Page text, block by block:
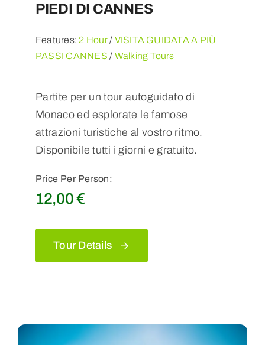
PIEDI DI CANNES
Features: 2 Hour/ VISITA GUIDATA A PIÙ
PASSI CANNES / Walking Tours
Partite per un tour autoguidato di
Monaco ed esplorate le famose
attrazioni turistiche al vostro ritmo.
Disponibile tutti i giorni e gratuito.
Price Per Person:
12,00€
Tour Details